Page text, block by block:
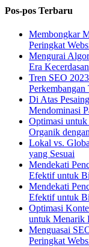
Pos-pos Terbaru
Membongkar
Peringkat
Mengurai
Era
Tren SEO
Di Atas
Mendominasi
Optimasi
Organik
Lokal vs.
yang Sesuai
Mendekati
Efektif untuk
Mendekati
Efektif untuk
Optimasi
untuk Menarik
Menguasai
Peringkat